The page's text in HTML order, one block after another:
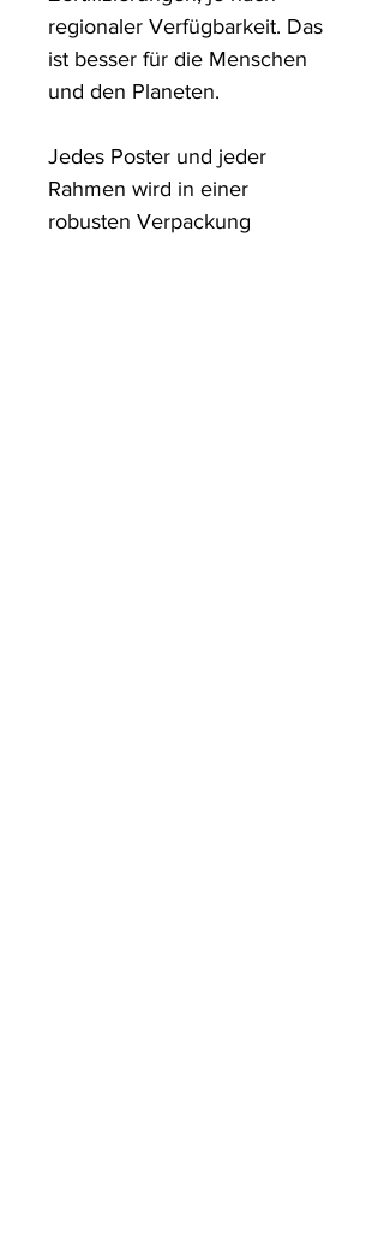
regionaler Verfügbarkeit. Das
ist besser für die Menschen
und den Planeten.
Jedes Poster und jeder
Rahmen wird in einer
robusten Verpackung